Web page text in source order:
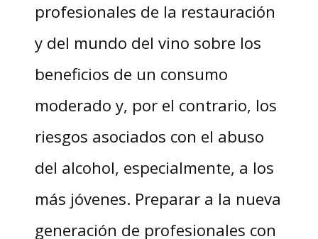
profesionales de la restauración
y del mundo del vino sobre los
beneficios de un consumo
moderado y, por el contrario, los
riesgos asociados con el abuso
del alcohol, especialmente, a los
más jóvenes. Preparar a la nueva
generación de profesionales con